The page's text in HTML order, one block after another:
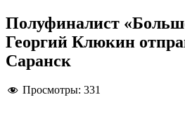
Полуфиналист
Георгий Клюкин
Саранск
Просмотры: 331